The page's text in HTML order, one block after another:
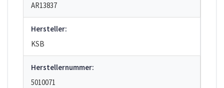
AR13837
Hersteller:
KSB
Herstellernummer:
5010071